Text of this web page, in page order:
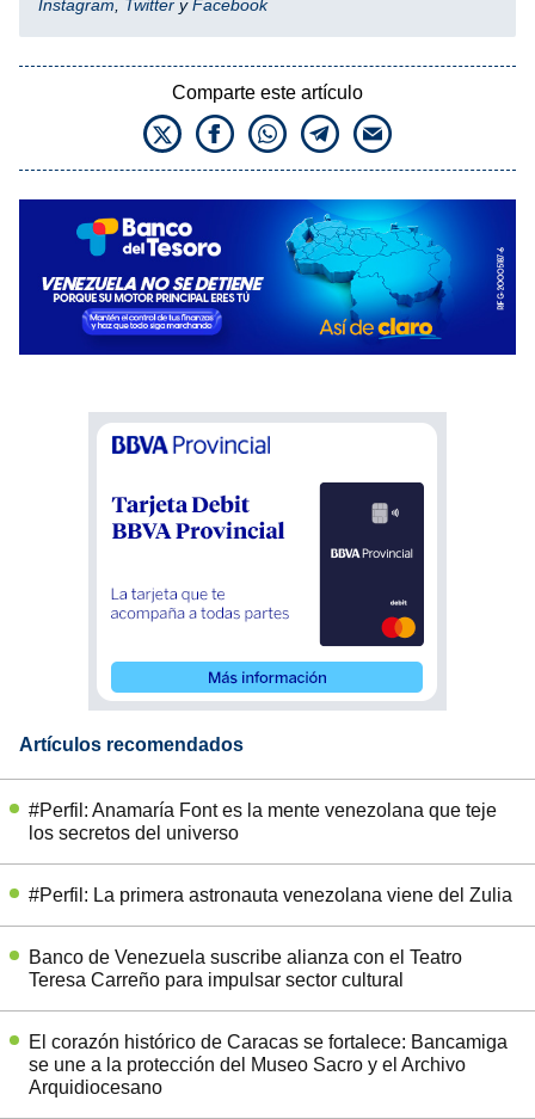
Instagram, Twitter yFacebook
Comparte este artículo
Artículos recomendados
#Perfil: Anamaría Font es la mente venezolana que teje
los secretos del universo
#Perfil: La primera astronauta venezolana viene del Zulia
Banco de Venezuela suscribe alianza con el Teatro
Teresa Carreño para impulsar sector cultural
El corazón histórico de Caracas se fortalece: Bancamiga
se une a la protección del Museo Sacro y el Archivo
Arquidiocesano